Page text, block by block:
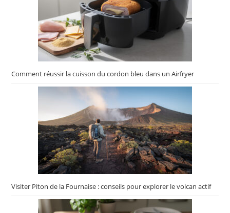
Comment réussir la cuisson du cordon bleu dans un Airfryer
Visiter Piton de la Fournaise : conseils pour explorer le volcan actif